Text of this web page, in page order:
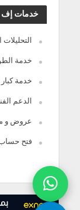
خدمات إف
التحليلات
خدمة
خدمة كبار
الدعم
عروض و
فتح